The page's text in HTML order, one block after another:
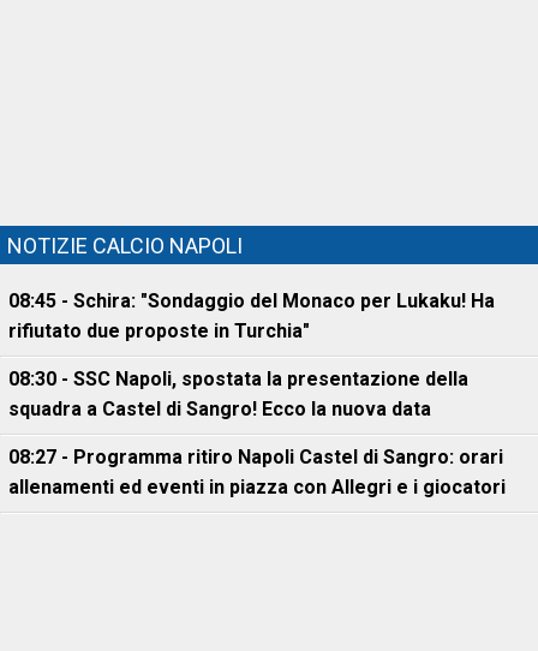
NOTIZIE CALCIO NAPOLI
08:45 - Schira: "Sondaggio del Monaco per Lukaku! Ha
rifiutato due proposte in Turchia"
08:30 - SSC Napoli, spostata la presentazione della
squadra a Castel di Sangro! Ecco la nuova data
08:27 - Programma ritiro Napoli Castel di Sangro: orari
allenamenti ed eventi in piazza con Allegri e i giocatori